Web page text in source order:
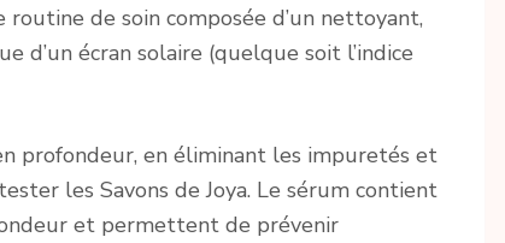
routine de soin composée d’un nettoyant,
d’un écran solaire (quelque soit l’indice
profondeur, en éliminant les impuretés et
les Savons de Joya. Le sérum contient
et permettent de prévenir